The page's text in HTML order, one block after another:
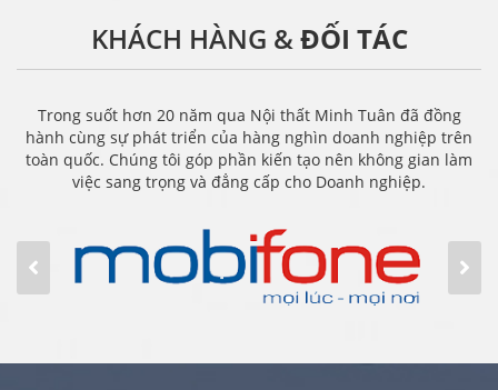
KHÁCH HÀNG &ĐỐI TÁC
Trong suốt hơn 20 năm qua Nội thất Minh Tuân đã đồng
hành cùng sự phát triển của hàng nghìn doanh nghiệp trên
toàn quốc. Chúng tôi góp phần kiến tạo nên không gian làm
việc sang trọng và đẳng cấp cho Doanh nghiệp.